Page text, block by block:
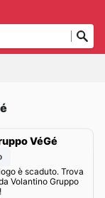
VéGé
è scaduto. Trova
Volantino Gruppo